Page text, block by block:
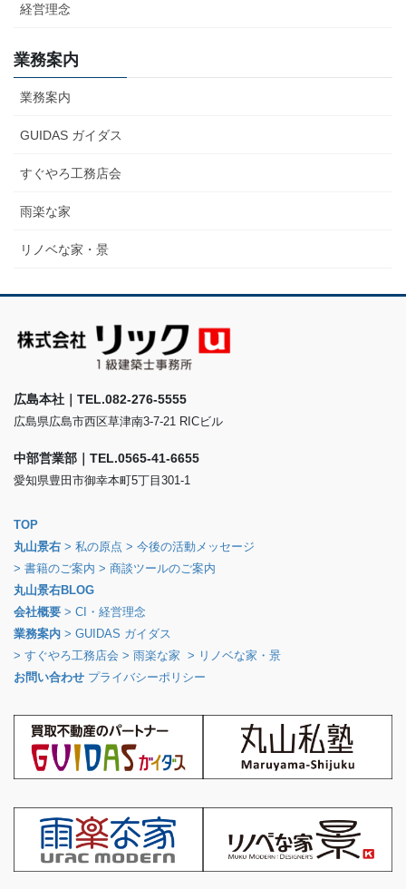
経営理念
業務案内
業務案内
GUIDAS ガイダス
すぐやろ工務店会
雨楽な家
リノベな家・景
広島本社｜TEL.082-276-5555
広島県広島市西区草津南3-7-21 RICビル
中部営業部｜TEL.0565-41-6655
愛知県豊田市御幸本町5丁目301-1
TOP
丸山景右 > 私の原点 > 今後の活動メッセージ
> 書籍のご案内 > 商談ツールのご案内
丸山景右BLOG
会社概要 > CI・経営理念
業務案内 > GUIDAS ガイダス
> すぐやろ工務店会 > 雨楽な家 > リノベな家・景
お問い合わせ プライバシーポリシー